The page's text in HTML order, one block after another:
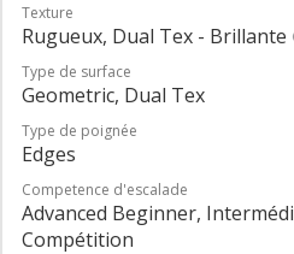
Texture
Rugueux, Dual Tex - Brillante
Type de surface
Geometric, Dual Tex
Type de poignée
Edges
Competence d'escalade
Advanced Beginner,
Compétition